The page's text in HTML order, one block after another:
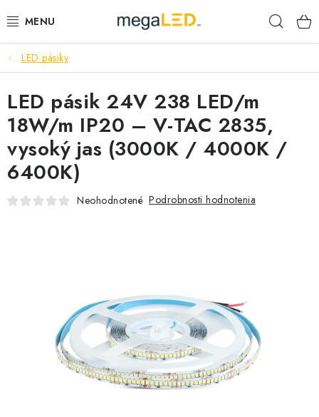
na
PRIEMYSEL
SVIETIDLÁ
ŽIAROVKY A TRUBICE
PRACOVNÉ SVIETIDLÁ
ELEKTROMATERIÁL
SOLÁRNE SYSTÉMY
SEZÓNNE VÝPREDAJE POĽNOPOTREBY
LED pásiky
LED pásik 24V 238 LED/m
18W/m IP20 – V-TAC 2835,
vysoký jas (3000K / 4000K /
6400K)
Neohodnotené Podrobnosti hodnotenia